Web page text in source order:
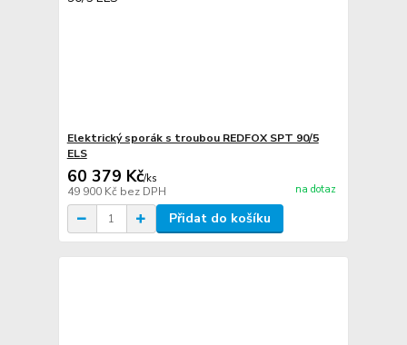
Elektrický sporák s troubou REDFOX SPT 90/5
ELS
60 379 Kč/ks
49 900 Kč bez DPH na dotaz
Přidat do košíku